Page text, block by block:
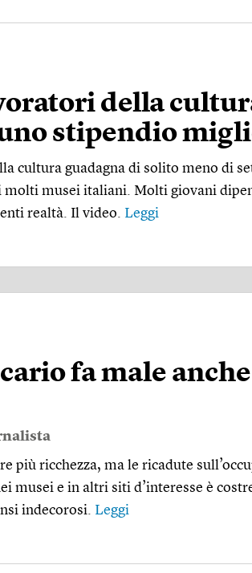
della
stipendio
cultura guadagna di solito meno di
molti musei italiani. Molti giovani
realtà. Il video. Leggi
fa male
più ricchezza, ma le ricadute
musei e in altri siti d’interesse è
indecorosi. Leggi